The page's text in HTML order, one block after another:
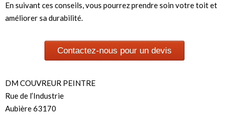
En suivant ces conseils, vous pourrez prendre soin votre toit et
améliorer sa durabilité.
Contactez-nous pour un devis
DM COUVREUR PEINTRE
Rue de l’Industrie
Aubière 63170